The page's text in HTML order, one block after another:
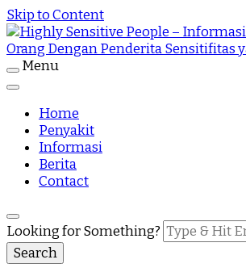
Skip to Content
Highly Sensitive People –
komunitas Orang
Sensitifitas yang tTnggi
Penderita Sensitifitas yang tTnggi
Menu
Home
Penyakit
Informasi
Berita
Contact
Looking for Something?